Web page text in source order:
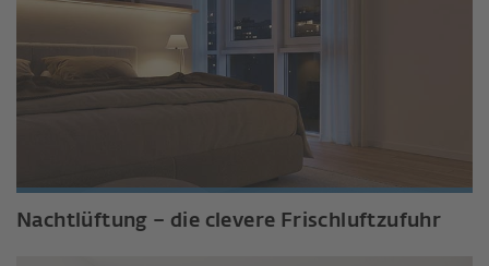
Nachtlüftung – die clevere Frischluftzufuhr